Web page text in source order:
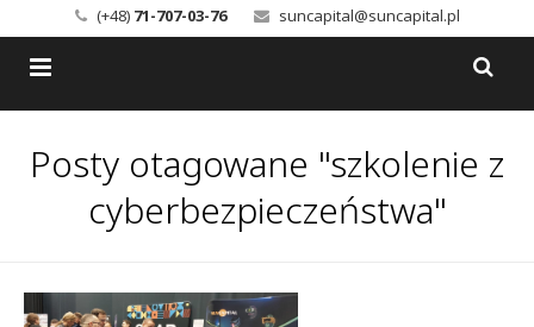
(+48) 71-707-03-76 suncapital@suncapital.pl
Backup-Solutions
Kerio
Usługi
Newsletter
Szkolenia
Posty otagowane "szkolenie z
cyberbezpieczeństwa"